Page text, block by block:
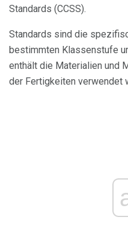
Standards (CCSS).
Standards sind die
bestimmten Klassenstufe
enthält die Materialien und
der Fertigkeiten verwendet